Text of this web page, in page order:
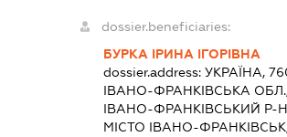
dossier.beneficiaries:
БУРКА ІРИНА ІГОРІВНА
dossier.address:УКРАЇНА,
ІВАНО-ФРАНКІВСЬКА
ІВАНО-ФРАНКІВСЬКИЙ Р-
МІСТО ІВАНО-